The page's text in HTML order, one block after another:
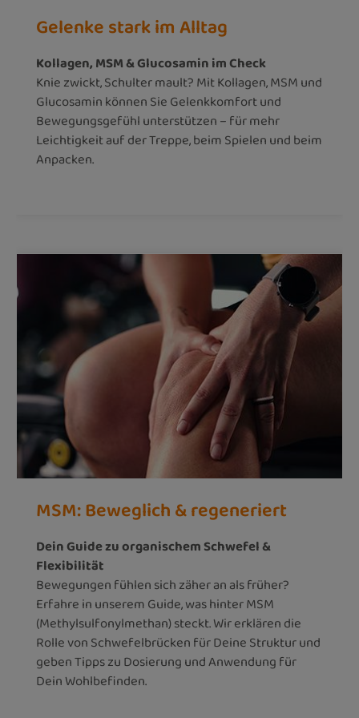
Gelenke stark im Alltag
Kollagen, MSM & Glucosamin im Check
Knie zwickt, Schulter mault? Mit Kollagen, MSM und
Glucosamin können Sie Gelenkkomfort und
Bewegungsgefühl unterstützen – für mehr
Leichtigkeit auf der Treppe, beim Spielen und beim
Anpacken.
MSM: Beweglich & regeneriert
Dein Guide zu organischem Schwefel &
Flexibilität
Bewegungen fühlen sich zäher an als früher?
Erfahre in unserem Guide, was hinter MSM
(Methylsulfonylmethan) steckt. Wir erklären die
Rolle von Schwefelbrücken für Deine Struktur und
geben Tipps zu Dosierung und Anwendung für
Dein Wohlbefinden.